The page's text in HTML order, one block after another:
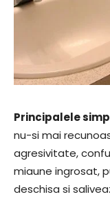
Principalele
nu-si mai
agresivitate,
miaune ingrosat,
deschisa si